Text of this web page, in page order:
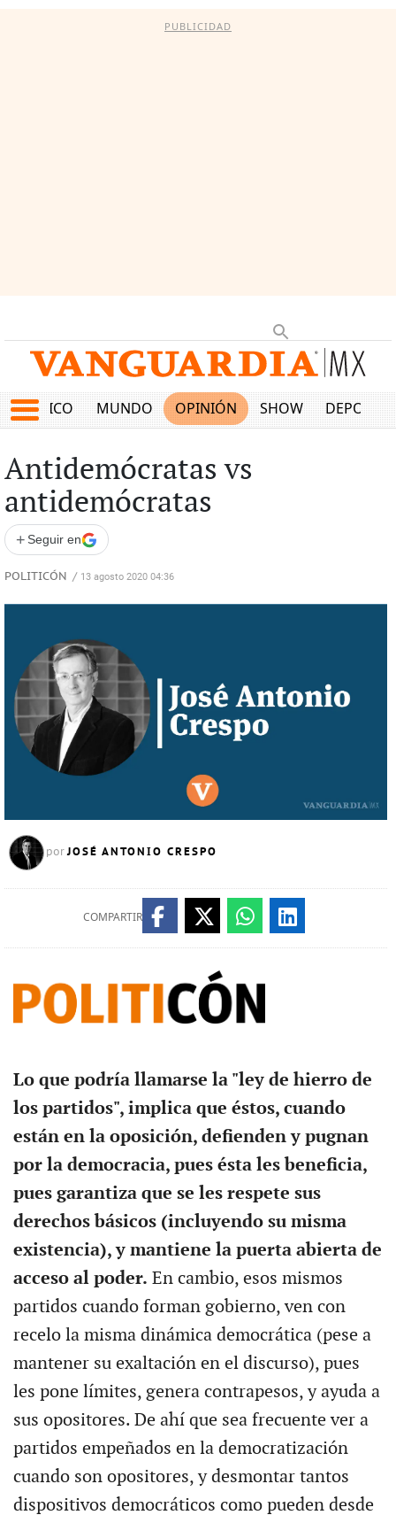
PUBLICIDAD
MÉXICO MUNDO OPINIÓN SHOW
Antidemócratas vs
antidemócratas
+ Seguir en
POLITICÓN / 13 agosto 2020 04:36
porJOSÉ ANTONIO CRESPO
COMPARTIR
Lo que podría llamarse la "ley de hierro de
los partidos", implica que éstos, cuando
están en la oposición, defienden y pugnan
por la democracia, pues ésta les beneficia,
pues garantiza que se les respete sus
derechos básicos (incluyendo su misma
existencia), y mantiene la puerta abierta de
acceso al poder. En cambio, esos mismos
partidos cuando forman gobierno, ven con
recelo la misma dinámica democrática (pese a
mantener su exaltación en el discurso), pues
les pone límites, genera contrapesos, y ayuda a
sus opositores. De ahí que sea frecuente ver a
partidos empeñados en la democratización
cuando son opositores, y desmontar tantos
dispositivos democráticos como pueden desde